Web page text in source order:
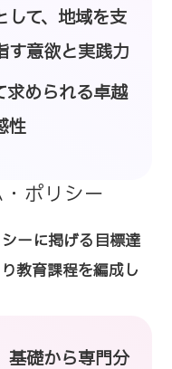
して、地域を支
す意欲と実践力
求められる卓越
性
ポリシー
ーに掲げる目標達
教育課程を編成し
基礎から専門分